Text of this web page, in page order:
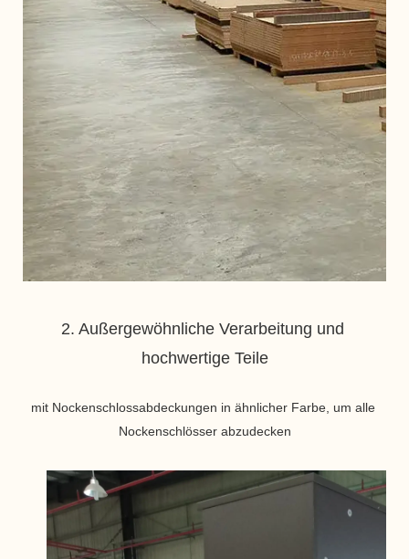
2. Außergewöhnliche Verarbeitung und
hochwertige Teile
mit Nockenschlossabdeckungen in ähnlicher Farbe, um alle